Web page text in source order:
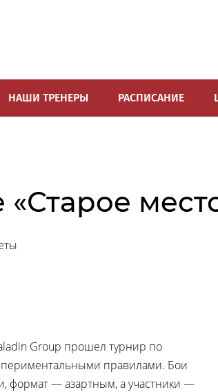
НАШИ ТРЕНЕРЫ РАСПИСАНИЕ
Group прошел турнир по
правилами. Бои
— азартным, а участники —